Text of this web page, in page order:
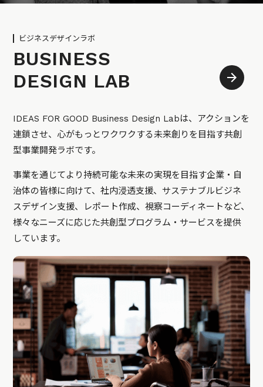
ビジネスデザインラボ
BUSINESS
DESIGN LAB
IDEAS FOR GOOD Business Design Labは、アクションを
連鎖させ、心がもっとワクワクする未来創りを目指す共創
型事業開発ラボです。
事業を通じてより持続可能な未来の実現を目指す企業・自
治体の皆様に向けて、社内浸透支援、サステナブルビジネ
スデザイン支援、レポート作成、視察コーディネートなど、
様々なニーズに応じた共創型プログラム・サービスを提供
しています。